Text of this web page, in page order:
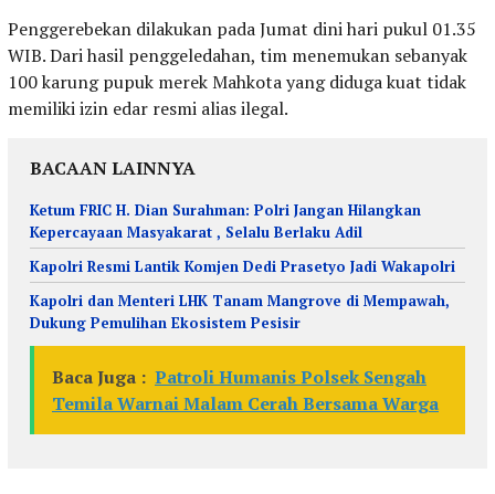
Penggerebekan dilakukan pada Jumat dini hari pukul 01.35
WIB. Dari hasil penggeledahan, tim menemukan sebanyak
100 karung pupuk merek Mahkota yang diduga kuat tidak
memiliki izin edar resmi alias ilegal.
BACAAN LAINNYA
Ketum FRIC H. Dian Surahman: Polri Jangan Hilangkan
Kepercayaan Masyakarat , Selalu Berlaku Adil
Kapolri Resmi Lantik Komjen Dedi Prasetyo Jadi Wakapolri
Kapolri dan Menteri LHK Tanam Mangrove di Mempawah,
Dukung Pemulihan Ekosistem Pesisir
Baca Juga : Patroli Humanis Polsek Sengah
Temila Warnai Malam Cerah Bersama Warga